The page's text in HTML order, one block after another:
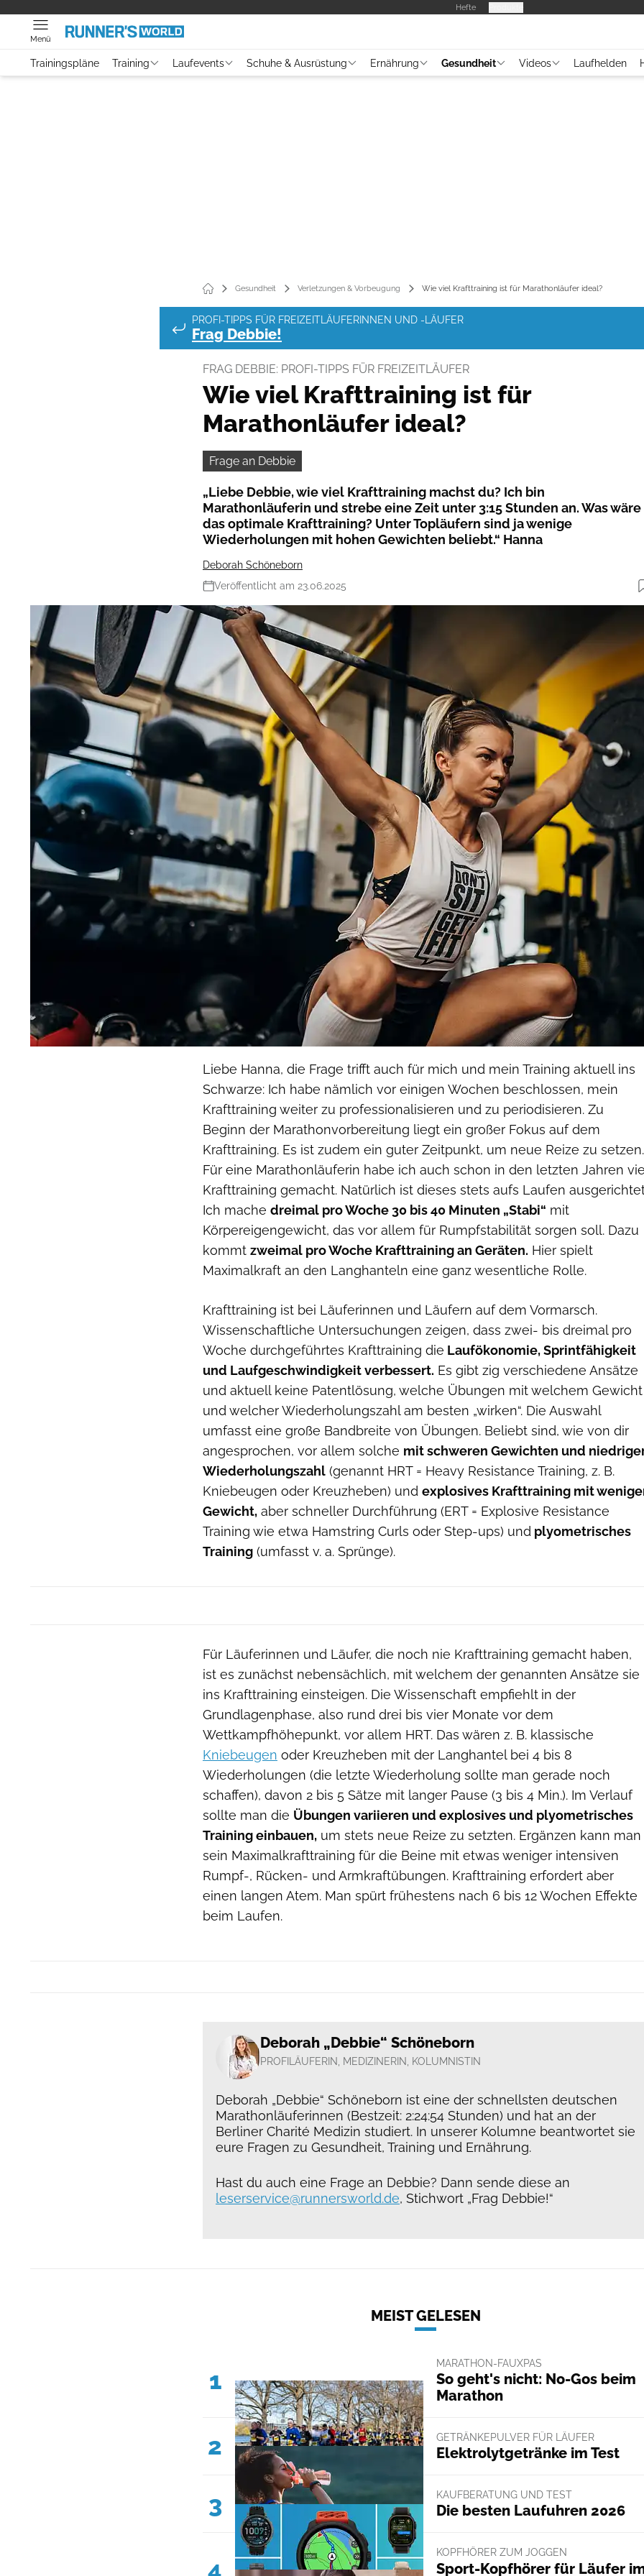
Hefte
Menü
Trainingspläne Training Laufevents Schuhe & Ausrüstung Ernährung Gesundheit Videos Laufhelden
Gesundheit Verletzungen & Vorbeugung Wie viel Krafttraining ist für Marathonläufer ideal?
PROFI-TIPPS FÜR FREIZEITLÄUFERINNEN UND -LÄUFER
Frag Debbie!
FRAG DEBBIE: PROFI-TIPPS FÜR FREIZEITLÄUFER
Wie viel Krafttraining ist für
Marathonläufer ideal?
Frage an Debbie
„Liebe Debbie, wie viel Krafttraining machst du? Ich bin
Marathonläuferin und strebe eine Zeit ­unter 3:15 Stunden an. Was wäre
das optimale Krafttraining? Unter Topläufern sind ja wenige
Wiederholungen mit hohen Gewichten beliebt.“ Hanna
Deborah Schöneborn
Veröffentlicht am 23.06.2025
Liebe Hanna, die Frage trifft auch für mich und mein Training aktuell ins
Schwarze: Ich habe nämlich vor einigen Wochen beschlossen, mein
Krafttraining weiter zu professionalisieren und zu periodisieren. Zu
Beginn der Marathonvorbereitung liegt ein großer Fokus auf dem
Krafttraining. Es ist zudem ein guter Zeitpunkt, um neue Reize zu setzen.
Für eine Marathonläuferin habe ich auch schon in den letzten Jahren
Krafttraining gemacht. Natürlich ist dieses stets aufs Laufen
Ich mache dreimal pro Woche 30 bis 40 Minuten „Stabi“ mit
Körpereigengewicht, das vor allem für Rumpfstabilität sorgen soll. Dazu
kommt zweimal pro Woche Krafttraining an Geräten. Hier spielt
Maximalkraft an den Langhanteln eine ganz wesentliche Rolle.
Krafttraining ist bei Läuferinnen und Läufern auf dem Vormarsch.
Wissenschaftliche Untersuchungen zeigen, dass zwei- bis dreimal pro
Woche durchgeführtes Krafttraining die Laufökonomie, Sprintfähigkeit
und Laufgeschwindigkeit verbessert. Es gibt zig verschiedene Ansätze
und aktuell keine Patentlösung, welche Übungen mit welchem Gewicht
und welcher Wiederholungszahl am besten „wirken“. Die Auswahl
umfasst eine große Bandbreite von Übungen. Beliebt sind, wie von dir
angesprochen, vor allem solche mit schweren Gewichten und
Wiederholungszahl (genannt HRT = Heavy Resistance Training, z. B.
Kniebeugen oder Kreuzheben) und explosives Krafttraining mit
Gewicht, aber schneller Durchführung (ERT = Explosive Resistance
Training wie etwa Hamstring Curls oder Step-ups) und plyometrisches
Training (umfasst v. a. Sprünge).
Für Läuferinnen und Läufer, die noch nie Krafttraining gemacht haben,
ist es zunächst nebensächlich, mit welchem der genannten Ansätze sie
ins Krafttraining einsteigen. Die Wissenschaft empfiehlt in der
Grundlagenphase, also rund drei bis vier Monate vor dem
Wettkampfhöhepunkt, vor allem HRT. Das wären z. B. klassische
Kniebeugen oder Kreuzheben mit der Langhantel bei 4 bis 8
Wiederholungen (die letzte Wiederholung sollte man gerade noch
schaffen), davon 2 bis 5 Sätze mit langer Pause (3 bis 4 Min.). Im Verlauf
sollte man die Übungen variieren und explosives und plyometrisches
Training einbauen, um stets neue Reize zu setzten. Ergänzen kann man
sein Maximalkrafttraining für die Beine mit etwas weniger intensiven
Rumpf-, Rücken- und Armkraftübungen. Krafttraining erfordert aber
einen langen Atem. Man spürt frühestens nach 6 bis 12 Wochen Effekte
beim Laufen.
Deborah „Debbie“ Schöneborn
PROFILÄUFERIN, MEDIZINERIN, KOLUMNISTIN
Deborah „Debbie“ Schöneborn ist eine der schnellsten deutschen
Marathonläuferinnen (Bestzeit: 2:24:54 Stunden) und hat an der
Berliner Charité Medizin studiert. In unserer Kolumne beantwortet sie
eure Fragen zu Gesundheit, Training und Ernährung.
Hast du auch eine Frage an Debbie? Dann sende diese an
leserservice@runnersworld.de, Stichwort „Frag Debbie!“
MEIST GELESEN
1
MARATHON-FAUXPAS
So geht's nicht: No-Gos beim
Marathon
2 GETRÄNKEPULVER FÜR LÄUFER
Elektrolytgetränke im Test
3 KAUFBERATUNG UND TEST
Die besten Laufuhren 2026
4
KOPFHÖRER ZUM JOGGEN
Sport-Kopfhörer für Läufer